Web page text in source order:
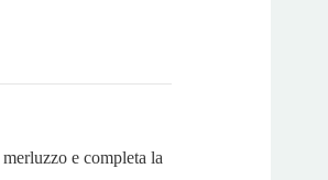
e completa la